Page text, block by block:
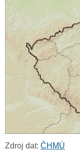
Zdroj dat: ČHMÚ